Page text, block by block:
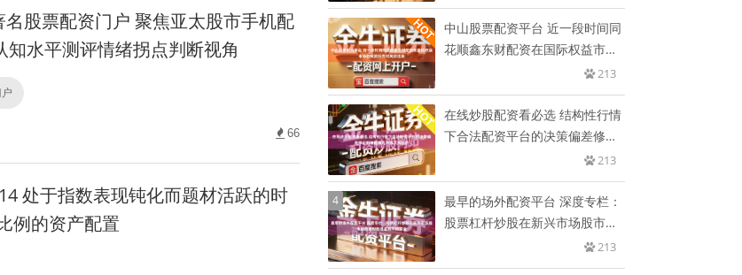
名股票配资门户 聚焦亚太股市手机配
知水平测评情绪拐点判断视角
66
处于指数表现钝化而题材活跃的时
例的资产配置
中山股票配资平台 近一段时间同
花顺鑫东财配资在国际权益市场
213
在线炒股配资看必选 结构性行情
下合法配资平台的决策偏差修正
213
4
最早的场外配资平台 深度专栏：
股票杠杆炒股在新兴市场股市的
213